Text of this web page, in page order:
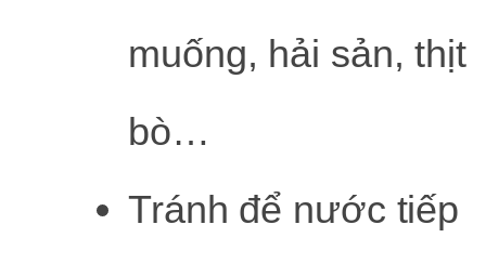
muống, hải sản, thịt
bò…
Tránh để nước tiếp